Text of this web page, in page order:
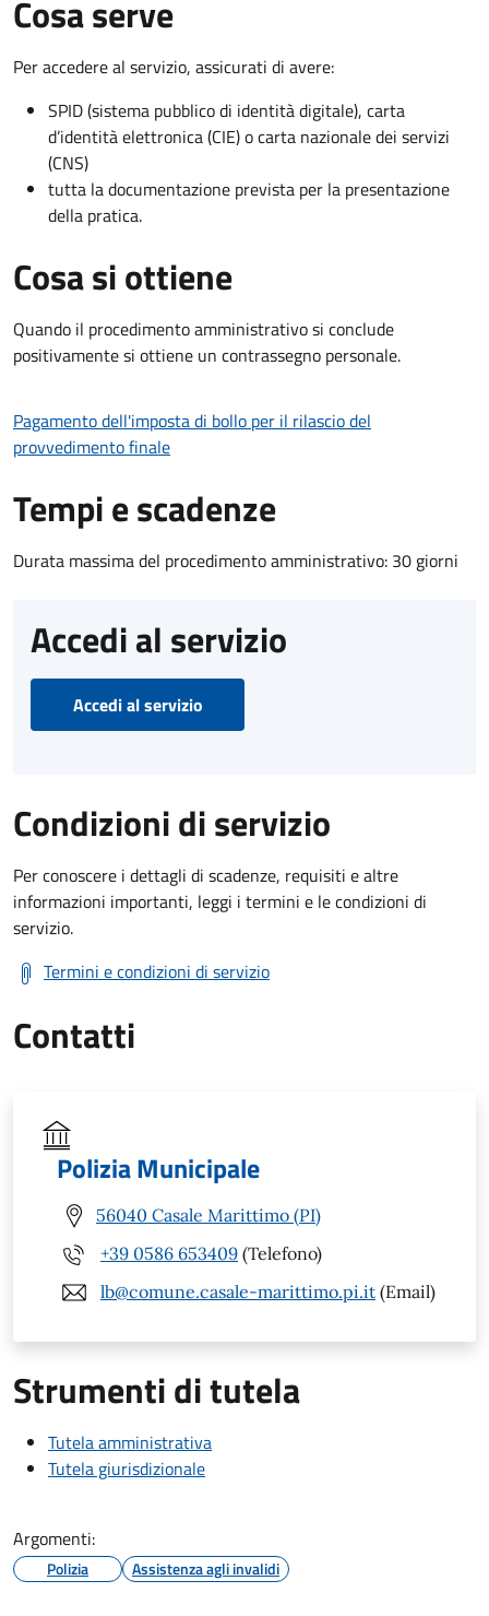
Cosa serve
Per accedere al servizio, assicurati di avere:
SPID (sistema pubblico di identità digitale), carta
d’identità elettronica (CIE) o carta nazionale dei servizi
(CNS)
tutta la documentazione prevista per la presentazione
della pratica.
Cosa si ottiene
Quando il procedimento amministrativo si conclude
positivamente si ottiene un contrassegno personale.
Pagamento dell'imposta di bollo per il rilascio del
provvedimento finale
Tempi e scadenze
Durata massima del procedimento amministrativo: 30 giorni
Accedi al servizio
Accedi al servizio
Condizioni di servizio
Per conoscere i dettagli di scadenze, requisiti e altre
informazioni importanti, leggi i termini e le condizioni di
servizio.
Termini e condizioni di servizio
Contatti
Polizia Municipale
56040 Casale Marittimo (PI)
+39 0586 653409 (Telefono)
lb@comune.casale-marittimo.pi.it (Email)
Strumenti di tutela
Tutela amministrativa
Tutela giurisdizionale
Argomenti:
Polizia Assistenza agli invalidi